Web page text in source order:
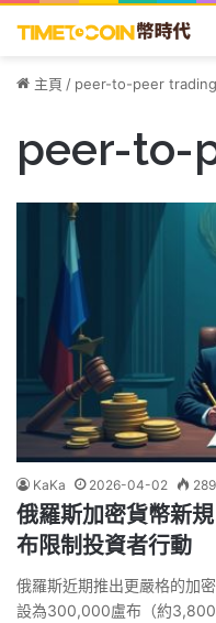
主頁 / peer-to-peer trading
peer-to-
KaKa 2026-04-02 289
俄羅斯加密貨幣新
布限制投資者行動
俄羅斯近期推出更嚴格的加
設為300,000盧布（約3,800